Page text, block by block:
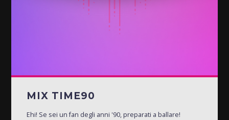
MIX TIME90
Ehi! Se sei un fan degli anni '90, preparati a ballare!